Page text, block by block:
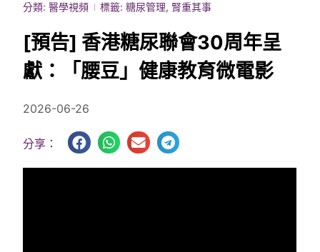
分類: 醫學視頻 標籤: 糖尿管理, 腎重其事
[預告] 香港糖尿聯會30周年呈
獻：「腰豆」健康教育微電影
2026-06-26
分享：